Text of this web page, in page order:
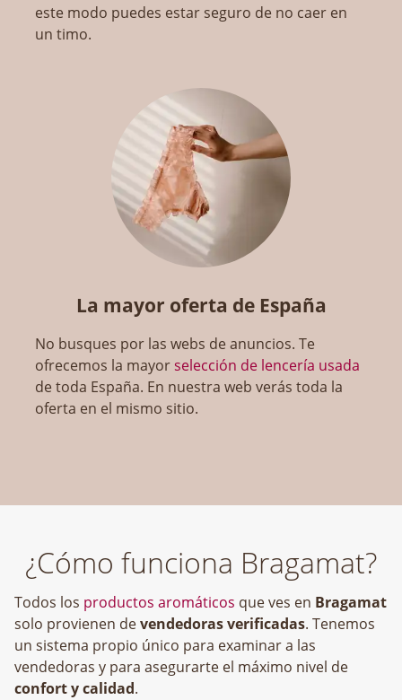
este modo puedes estar seguro de no caer en
un timo.
La mayor oferta de España
No busques por las webs de anuncios. Te
ofrecemos la mayorselección de lencería usada
de toda España. En nuestra web verás toda la
oferta en el mismo sitio.
¿Cómo funciona Bragamat?
Todos los productos aromáticos que ves en Bragamat
solo provienen devendedoras verificadas. Tenemos
un sistema propio único para examinar a las
vendedoras y para asegurarte el máximo nivel de
confort y calidad.